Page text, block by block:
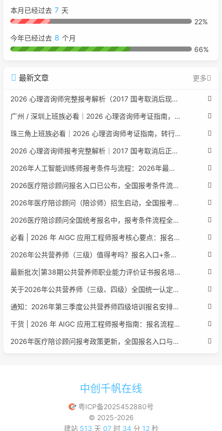
本月已经过去 7 天
22%
今年已经过去 8 个月
66%
最新文章 更多
2026 心理咨询师完整报考解析（2017 国考取消后现行权威体系 + 避坑全指南）
广州 / 深圳上班族必看｜2026 心理咨询师考证指南，转行副业、情绪疏导双收益
珠三角上班族必看｜2026 心理咨询师考证指南，转行副业、情绪疏导双收益
2026 心理咨询师报考完整解析｜2017 国考取消后正规报考标准、流程避坑指南
2026年人工智能训练师报考条件与流程：2026年最新官方要求全面解读
2026医疗陪诊顾问报名入口已公布，全国报考条件流程政策全解析
2026年医疗陪诊顾问（陪诊师）招生启动，全国报考指南附报名官网
2026医疗陪诊顾问全国统考报名中，报考条件流程全攻略附报名入口
必看 | 2026 年 AIGC 应用工程师报考核心要点：报名费用、官网可查、行业认可度、补考规则全盘点
2026年公共营养师（三级）值得考吗？报名入口+条件+证书用途
最新批次|第38期公共营养师职业能力评价证书报名培训通知
关于2026年公共营养师（三级、四级）全国统一认定报名的服务通知
通知：2026年第三季度公共营养师四级培训报名安排正式发布
干货 | 2026 年 AIGC 应用工程师报考指南：报名流程、学历要求、培训课程、就业方向全梳理
2026年医疗陪诊顾问报考政策更新，全国报名入口与报考指南全同步
中创千帆在线
粤ICP备2025452880号
© 2025-2026
建站 513 天 07 时 34 分 13 秒